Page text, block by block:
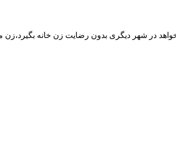
در شهر دیگری بدون رضایت زن خانه بگیرد،زن